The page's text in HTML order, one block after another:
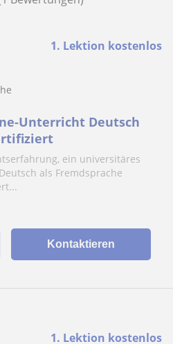
1. Lektion kostenlos
Unterricht Deutsch
ein universitäres
als Fremdsprache
Kontaktieren
1. Lektion kostenlos